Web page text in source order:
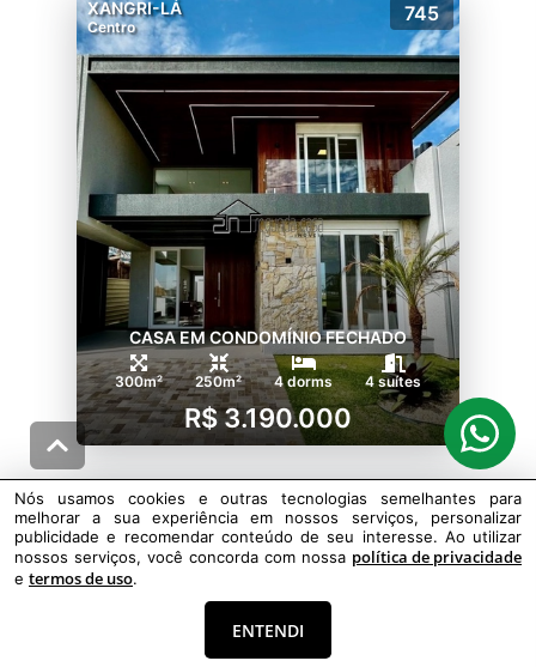
XANGRI-LÁ
Centro
745
CASA EM CONDOMÍNIO FECHADO
300m² 250m² 4 dorms 4 suítes
R$ 3.190.000
XANGRI-LÁ
Centro
742
Nós usamos cookies e outras tecnologias semelhantes para
melhorar a sua experiência em nossos serviços, personalizar
publicidade e recomendar conteúdo de seu interesse. Ao utilizar
nossos serviços, você concorda com nossa política de privacidade
e termos de uso.
ENTENDI